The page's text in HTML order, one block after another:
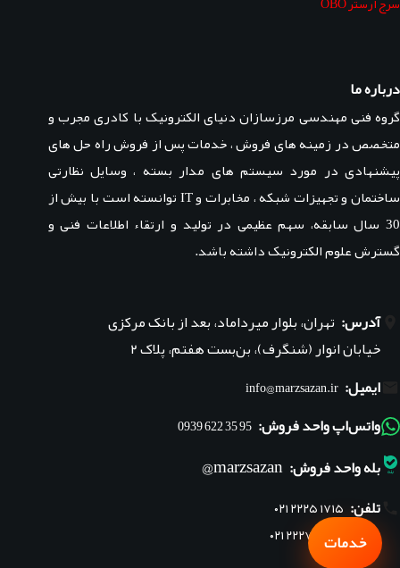
درباره ما
گروه فنی مهندسی مرزسازان دنیای الکترونیک با کادری مجرب و
متخصص در زمینه های فروش ، خدمات پس از فروش راه حل های
پیشنهادی در مورد سیستم های مدار بسته ، وسایل نظارتی
ساختمان و تجهیزات شبکه ، مخابرات و IT توانسته است با بیش از
30 سال سابقه، سهم عظیمی در تولید و ارتقاء اطلاعات فنی و
گسترش علوم الکترونیک داشته باشد.
آدرس: تهران، بلوار میرداماد، بعد از بانک مرکزی
خیابان انوار (شنگرف)، بن‌بست هفتم، پلاک ۲
ایمیل: info@marzsazan.ir
واتس‌اپ واحد فروش: 95 35 622 0939
بله واحد فروش: marzsazan@
تلفن: ۰۲۱ ۲۲۲۵ ۱۷۱۵
۰۲۱ ۲۲۲۷ ۱۸۴۵خدمات